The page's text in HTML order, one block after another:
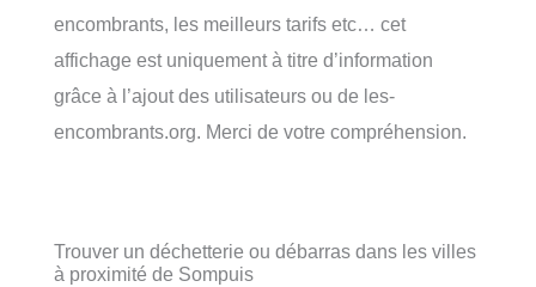
encombrants, les meilleurs tarifs etc… cet
affichage est uniquement à titre d’information
grâce à l’ajout des utilisateurs ou de les-
encombrants.org. Merci de votre compréhension.
Trouver un déchetterie ou débarras dans les villes
à proximité de Sompuis